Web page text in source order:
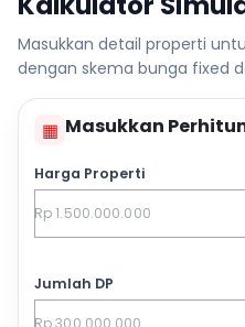
Masukkan detail properti
dengan skema bunga fixed
▦ Masukkan
Harga Properti
Jumlah DP